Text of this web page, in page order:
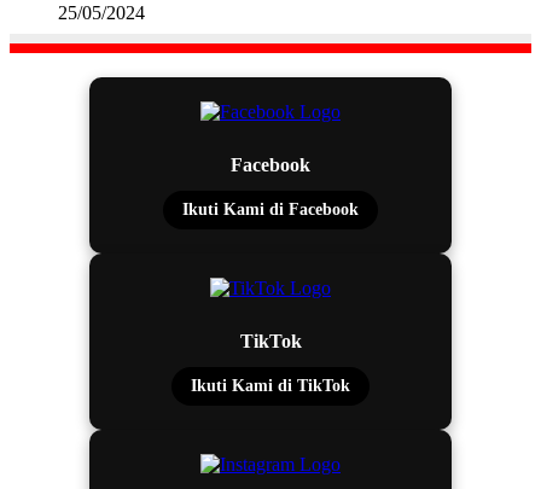
25/05/2024
Facebook
Ikuti Kami di Facebook
TikTok
Ikuti Kami di TikTok